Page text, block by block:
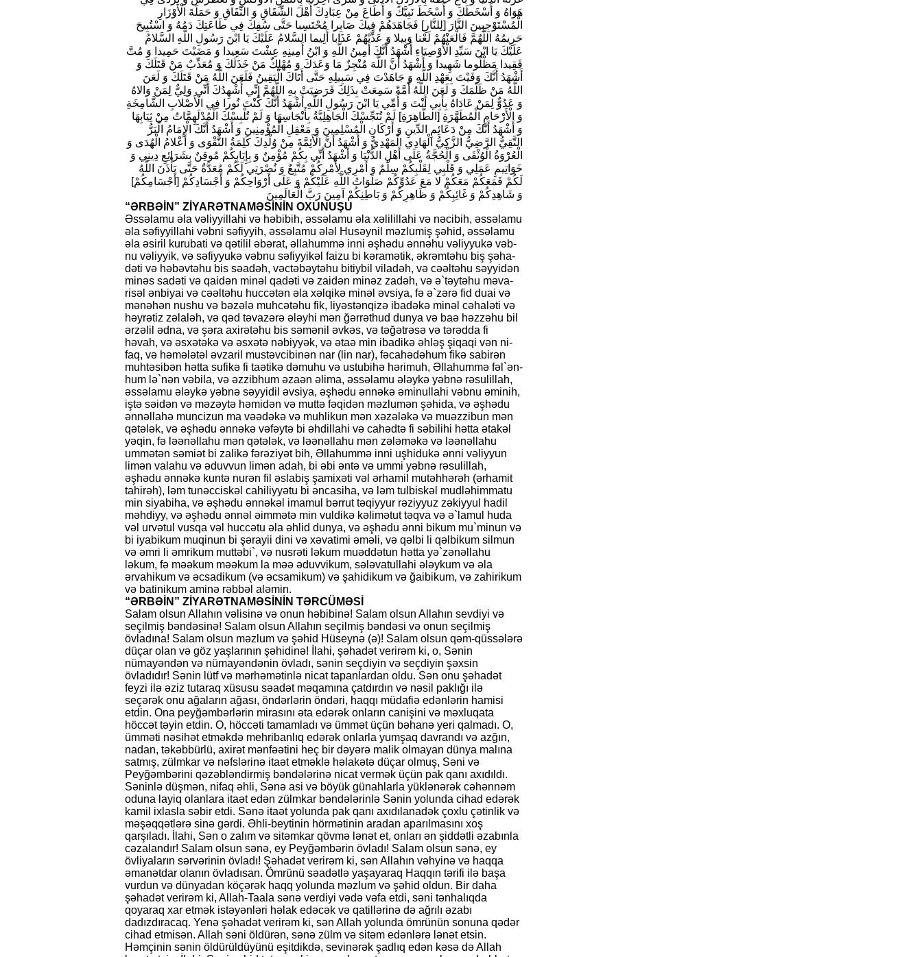
هَوَاهُ وَ أَسْخَطَكَ وَ أَسْخَطَ نَبِيَّكَ وَ أَطَاعَ مِنْ عِبَادِكَ أَهْلَ الشِّقَاقِ وَ النِّفَاقِ وَ حَمَلَةَ الْأَوْزَارِ
الْمُسْتَوْجِبِينَ النَّارَ [لِلنَّارِ] فَجَاهَدَهُمْ فِيكَ صَابِرا مُحْتَسِبا حَتَّى سُفِكَ فِي طَاعَتِكَ دَمُهُ وَ اسْتُبِيحَ
حَرِيمُهُ اللَّهُمَّ فَالْعَنْهُمْ لَعْنا وَبِيلا وَ عَذِّبْهُمْ عَذَابا أَلِيما السَّلامُ عَلَيْكَ يَا ابْنَ رَسُولِ اللَّهِ السَّلامُ
عَلَيْكَ يَا ابْنَ سَيِّدِ الْأَوْصِيَاءِ أَشْهَدُ أَنَّكَ أَمِينُ اللَّهِ وَ ابْنُ أَمِينِهِ عِشْتَ سَعِيدا وَ مَضَيْتَ حَمِيدا وَ مُتَّ
فَقِيدا مَظْلُوما شَهِيدا وَ أَشْهَدُ أَنَّ اللَّهَ مُنْجِزٌ مَا وَعَدَكَ وَ مُهْلِكٌ مَنْ خَذَلَكَ وَ مُعَذِّبٌ مَنْ قَتَلَكَ وَ
أَشْهَدُ أَنَّكَ وَفَيْتَ بِعَهْدِ اللَّهِ وَ جَاهَدْتَ فِي سَبِيلِهِ حَتَّى أَتَاكَ الْيَقِينُ فَلَعَنَ اللَّهُ مَنْ قَتَلَكَ وَ لَعَنَ
اللَّهُ مَنْ ظَلَمَكَ وَ لَعَنَ اللَّهُ أُمَّةً سَمِعَتْ بِذَلِكَ فَرَضِيَتْ بِهِ اللَّهُمَّ إِنِّي أُشْهِدُكَ أَنِّي وَلِيٌّ لِمَنْ وَالاهُ
وَ عَدُوٌّ لِمَنْ عَادَاهُ بِأَبِي أَنْتَ وَ أُمِّي يَا ابْنَ رَسُولِ اللَّهِ أَشْهَدُ أَنَّكَ كُنْتَ نُورا فِي الْأَصْلابِ الشَّامِخَةِ
وَ الْأَرْحَامِ الْمُطَهَّرَةِ [الطَّاهِرَةِ] لَمْ تُنَجِّسْكَ الْجَاهِلِيَّةُ بِأَنْجَاسِهَا وَ لَمْ تُلْبِسْكَ الْمُدْلَهِمَّاتُ مِنْ ثِيَابِهَا
وَ أَشْهَدُ أَنَّكَ مِنْ دَعَائِمِ الدِّينِ وَ أَرْكَانِ الْمُسْلِمِينَ وَ مَعْقِلِ الْمُؤْمِنِينَ وَ أَشْهَدُ أَنَّكَ الْإِمَامُ الْبَرُّ
التَّقِيُّ الرَّضِيُّ الزَّكِيُّ الْهَادِي الْمَهْدِيُّ وَ أَشْهَدُ أَنَّ الْأَئِمَّةَ مِنْ وُلْدِكَ كَلِمَةُ التَّقْوَى وَ أَعْلامُ الْهُدَى وَ
الْعُرْوَةُ الْوُثْقَى وَ الْحُجَّةُ عَلَى أَهْلِ الدُّنْيَا وَ أَشْهَدُ أَنِّي بِكُمْ مُؤْمِنٌ وَ بِإِيَابِكُمْ مُوقِنٌ بِشَرَائِعِ دِينِي وَ
خَوَاتِيمِ عَمَلِي وَ قَلْبِي لِقَلْبِكُمْ سِلْمٌ وَ أَمْرِي لِأَمْرِكُمْ مُتَّبِعٌ وَ نُصْرَتِي لَكُمْ مُعَدَّةٌ حَتَّى يَأْذَنَ اللَّهُ
لَكُمْ فَمَعَكُمْ مَعَكُمْ لا مَعَ عَدُوِّكُمْ صَلَوَاتُ اللَّهِ عَلَيْكُمْ وَ عَلَى أَرْوَاحِكُمْ وَ أَجْسَادِكُمْ [أَجْسَامِكُمْ‏]
وَ شَاهِدِكُمْ وَ غَائِبِكُمْ وَ ظَاهِرِكُمْ وَ بَاطِنِكُمْ آمِينَ رَبَّ الْعَالَمِينَ
“ƏRBƏİN” ZİYARƏTNAMƏSİNİN OXUNUŞU
Əssəlamu əla vəliyyil­lahi və həbibih, əssəlamu əla xəlilillahi və nəci­bih, əssəlamu
əla səfiy­yil­lahi vəbni səfiyyih, əssə­lamu ələl Husəynil məzlu­miş şəhid, əssəlamu
əla əsiril kurubati və qətilil əbərat, əllahummə inni əş­hədu ənnəhu vəliyyukə vəb­
nu vəliyyik, və səfiyyukə vəbnu səfiyyikəl faizu bi kəra­mətik, əkrəmtəhu biş şə­ha­
dəti və həbəvtəhu bis səa­dəh, vəc­tə­bəytəhu bitiybil viladəh, və cəəltəhu səyyi­dən
minəs sadəti və qaidən minəl qadəti və zai­dən mi­nəz zadəh, və ə`təytəhu məva­
risəl ənbiyai və cəəltəhu huccətən əla xəlqikə minəl əvsiya, fə ə`zərə fid duai və
mənəhən nushu və bəzələ muhcətəhu fik, liyəs­tən­qi­zə ibadəkə minəl cəhaləti və
həyrətiz zəlaləh, və qəd təvazərə ələyhi mən ğərrət­hud dunya və baə həzzəhu bil
ərzəlil ədna, və şəra axi­rətəhu bis səmənil əvkəs, və təğətrəsə və tərədda fi
həvah, və əsxə­təkə və əsxətə nəbiyyək, və ətaə min iba­di­kə əhləş şiqaqi vən ni­
faq, və həmələtəl əvzaril mus­təvcibinən nar (lin nar), fəcahədəhum fikə sa­bi­rən
muh­təsibən hətta sufikə fi taətikə dəmuhu və ustubihə hərimuh, Əlla­hummə fəl`ən­
hum lə`nən vəbila, və əzzib­hum əzaən əlima, əssəlamu ələykə yəb­nə rəsulillah,
əssə­lamu ələy­kə yəbnə səyyidil əvsiya, əşhədu ənnəkə əminul­lahi vəbnu əminih,
iştə səidən və məzəytə həmidən və muttə fəqidən məzlumən şəhida, və əşhədu
ənnəllahə mun­ci­zun ma vəədəkə və muh­li­kun mən xə­zələkə və muəz­zi­bun mən
qətə­lək, və əşhədu ənnəkə vəfəytə bi əhdil­la­hi və cahədtə fi səbi­lihi hətta ətakəl
yəqin, fə ləə­nəl­lahu mən qətələk, və ləə­nəl­lahu mən zələməkə və ləənəl­lahu
ummətən səmiət bi zalikə fərəziyət bih, Əllahummə inni uşhidukə ənni vəliyyun
limən valahu və əduvvun limən adah, bi əbi əntə və ummi yəbnə rəsu­lillah,
əşhədu ənnəkə kun­tə nurən fil əslabiş şa­mi­xəti vəl ərhamil mutəh­hərəh (ərhamit
tahirəh), ləm tunəcciskəl cahiliy­yə­tu bi əncasiha, və ləm tul­biskəl mudləhimmatu
min siyabiha, və əşhədu ənnə­kəl ima­mul bərrut təqiyyur rəziy­yuz zəkiyyul hadil
məh­diyy, və əşhədu ənnəl əim­mətə min vuldikə kəli­mə­tut təqva və ə`lamul huda
vəl urvətul vusqa vəl huccətu əla əhlid dunya, və əşhədu ənni bikum mu`mi­nun və
bi iyabikum muqinun bi şərayii dini və xəva­timi əməli, və qəlbi li qəlbikum silmun
və əmri li əmrikum muttəbi`, və nusrəti ləkum muəddətun hət­ta yə`zənəllahu
ləkum, fə məəkum məəkum la məə əduvvikum, sələvatullahi ələy­kum və əla
ərvahikum və əcsa­dikum (və əcsa­mi­kum) və şahi­dikum və ğaibikum, və zahiri­kum
və batinikum aminə rəb­bəl aləmin.
“ƏRBƏİN” ZİYARƏTNAMƏSİNİN TƏRCÜMƏSİ
Salam olsun Allahın vəlisinə və onun həbibinə! Salam olsun Allahın sevdiyi və
seçilmiş bəndəsinə! Salam olsun Allahın seçilmiş bəndəsi və onun seçilmiş
övladına! Salam olsun məzlum və şəhid Hüseynə (ə)! Salam olsun qəm-qüssələrə
düçar olan və göz yaşlarının şəhidinə! İlahi, şəhadət verirəm ki, o, Sənin
nümayəndən və nümayəndənin övladı, sənin seçdiyin və seçdiyin şəxsin
övladıdır! Sənin lütf və mərhəmətinlə nicat tapanlardan oldu. Sən onu şəhadət
feyzi ilə əziz tutaraq xüsusu səadət məqamına çatdırdın və nəsil paklığı ilə
seçərək onu ağaların ağası, öndərlərin öndəri, haqqı müdafiə edənlərin hamisi
etdin. Ona peyğəmbərlərin mirasını əta edərək onların canişini və məxluqata
höccət təyin etdin. O, höccəti tamamladı və ümmət üçün bəhanə yeri qalmadı. O,
ümməti nəsihət etməkdə mehribanlıq edərək onlarla yumşaq davrandı və azğın,
nadan, təkəbbürlü, axirət mənfəətini heç bir dəyərə malik olmayan dünya malına
satmış, zülmkar və nəfslərinə itaət etməklə həlakətə düçar olmuş, Səni və
Peyğəmbərini qəzəbləndirmiş bəndələrinə nicat vermək üçün pak qanı axıdıldı.
Səninlə düşmən, nifaq əhli, Sənə asi və böyük günahlarla yüklənərək cəhənnəm
oduna layiq olanlara itaət edən zülmkar bəndələrinlə Sənin yolunda cihad edərək
kamil ixlasla səbir etdi. Sənə itaət yolunda pak qanı axıdılanadək çoxlu çətinlik və
məşəqqətlərə sinə gərdi. Əhli-beytinin hörmətinin aradan aparılmasını xoş
qarşıladı. İlahi, Sən o zalım və sitəmkar qövmə lənət et, onları ən şiddətli əzabınla
cəzalandır! Salam olsun sənə, ey Peyğəmbərin övladı! Salam olsun sənə, ey
övliyaların sərvərinin övladı! Şəhadət verirəm ki, sən Allahın vəhyinə və haqqa
əmanətdar olanın övladısan. Ömrünü səadətlə yaşayaraq Haqqın tərifi ilə başa
vurdun və dünyadan köçərək haqq yolunda məzlum və şəhid oldun. Bir daha
şəhadət verirəm ki, Allah-Taala sənə verdiyi vədə vəfa etdi, səni tənhalıqda
qoyaraq xar etmək istəyənləri həlak edəcək və qatillərinə də ağrılı əzabı
dadızdıracaq. Yenə şəhadət verirəm ki, sən Allah yolunda ömrünün sonuna qədər
cihad etmisən. Allah səni öldürən, sənə zülm və sitəm edənlərə lənət etsin.
Həmçinin sənin öldürüldüyünü eşitdikdə, sevinərək şadlıq edən kəsə də Allah